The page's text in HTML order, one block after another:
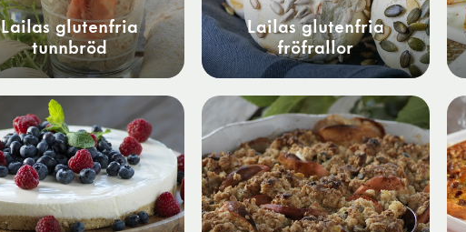
Lailas glutenfria
tunnbröd
Lailas glutenfria
fröfrallor